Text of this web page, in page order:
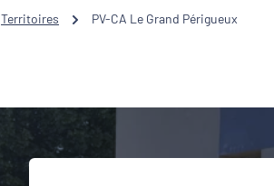
Territoires PV-CA Le Grand Périgueux